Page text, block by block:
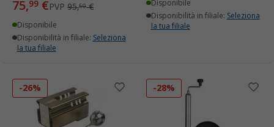
75,99 €PVP 95,50€
Disponibile
Disponibilità in filiale: Seleziona
la tua filiale
Disponibile
Disponibilità in filiale: Seleziona
la tua filiale
-26% -28%